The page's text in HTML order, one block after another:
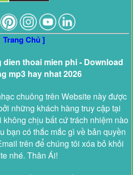
Trang Chủ ]
thoai mien phi - Download
mp3 hay nhat 2026
chuông trên Website này được
những khách hàng truy cập tại
chịu bất cứ trách nhiệm nào
bạn có thắc mắc gì về bản quyền
trên để chúng tôi xóa bỏ khỏi
nhé. Thân Ái!